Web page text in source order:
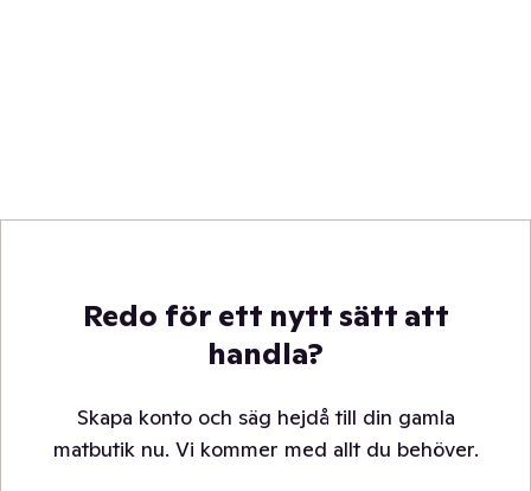
Redo för ett nytt sätt att
handla?
Skapa konto och säg hejdå till din gamla
matbutik nu. Vi kommer med allt du behöver.